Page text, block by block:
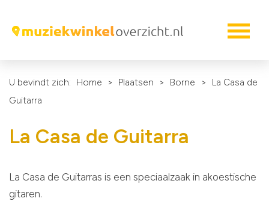
U bevindt zich: Home > Plaatsen > Borne >
La Casa de
Guitarra
La Casa de Guitarra
La Casa de Guitarras is een speciaalzaak in akoestische
gitaren.